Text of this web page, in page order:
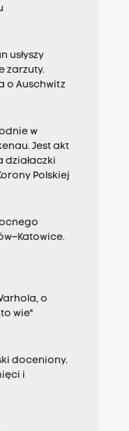
usłyszy
zarzuty.
o Auschwitz
w
Jest akt
działaczki
Polskiej
o
wie"
doceniony.
i